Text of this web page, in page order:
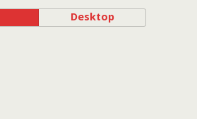
Desktop